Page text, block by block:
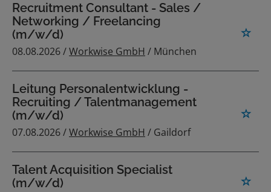
Recruitment Consultant - Sales /
Networking / Freelancing
(m/w/d)
08.08.2026 /Workwise GmbH / München
Leitung Personalentwicklung -
Recruiting / Talentmanagement
(m/w/d)
07.08.2026 /Workwise GmbH / Gaildorf
Talent Acquisition Specialist
(m/w/d)